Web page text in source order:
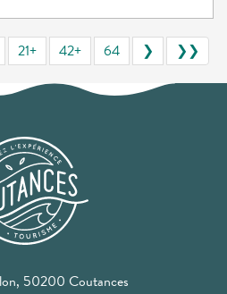
21+ 42+ 64 ❯ ❯❯
50200 Coutances